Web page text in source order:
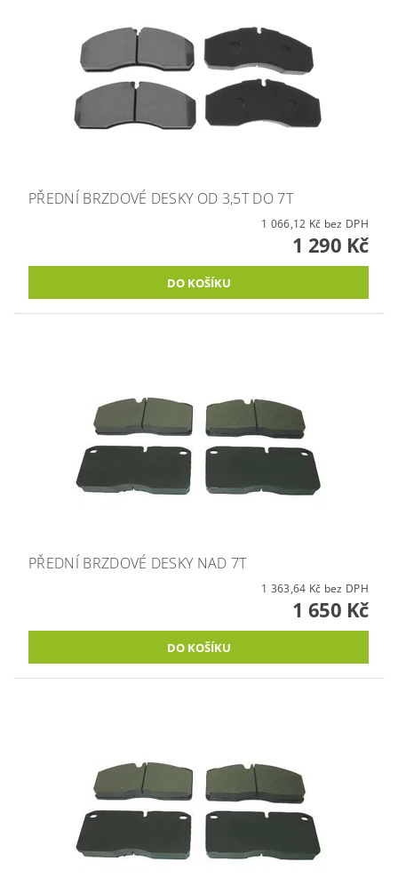
PŘEDNÍ BRZDOVÉ DESKY OD 3,5T DO 7T
1 066,12 Kč bez DPH
1 290 Kč
PŘEDNÍ BRZDOVÉ DESKY NAD 7T
1 363,64 Kč bez DPH
1 650 Kč